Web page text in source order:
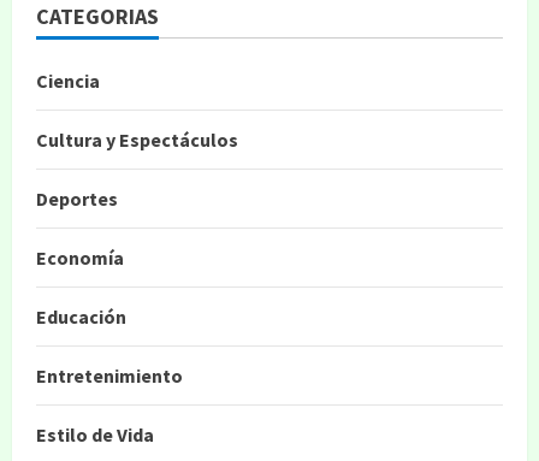
CATEGORIAS
Ciencia
Cultura y Espectáculos
Deportes
Economía
Educación
Entretenimiento
Estilo de Vida